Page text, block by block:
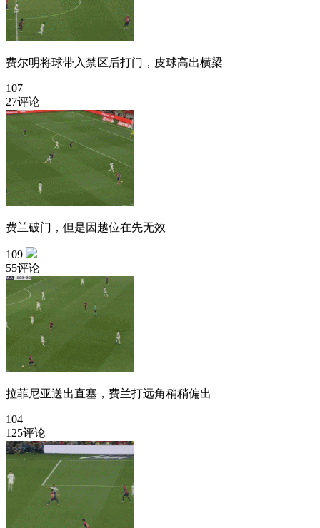
费尔明将球带入禁区后打门，皮球高出横梁
107
27评论
费兰破门，但是因越位在先无效
109
55评论
拉菲尼亚送出直塞，费兰打远角稍稍偏出
104
125评论